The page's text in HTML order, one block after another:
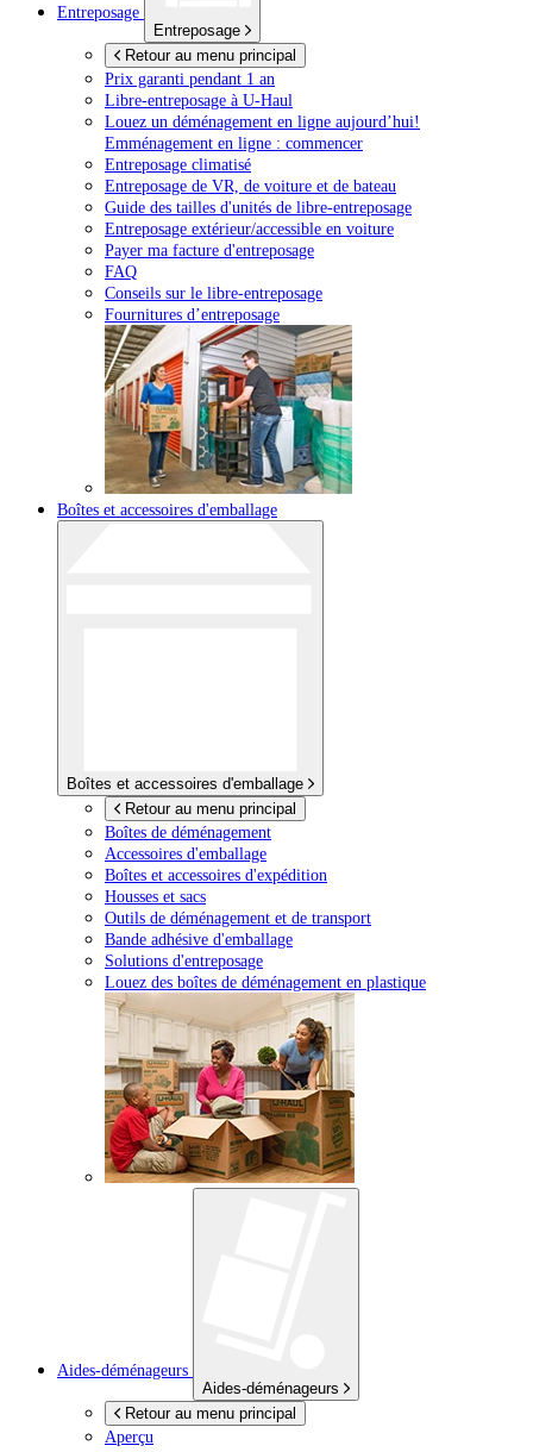
Entreposage
Entreposage
Retour au menu principal
Prix garanti pendant 1 an
Libre-entreposage à U-Haul
Louez un déménagement en ligne aujourd’hui!
Emménagement en ligne : commencer
Entreposage climatisé
Entreposage de VR, de voiture et de bateau
Guide des tailles d'unités de libre-entreposage
Entreposage extérieur/accessible en voiture
Payer ma facture d'entreposage
FAQ
Conseils sur le libre-entreposage
Fournitures d’entreposage
Boîtes et accessoires d'emballage
Boîtes et accessoires d'emballage
Retour au menu principal
Boîtes de déménagement
Accessoires d'emballage
Boîtes et accessoires d'expédition
Housses et sacs
Outils de déménagement et de transport
Bande adhésive d'emballage
Solutions d'entreposage
Louez des boîtes de déménagement en plastique
Aides-déménageurs
Aides-déménageurs
Retour au menu principal
Aperçu